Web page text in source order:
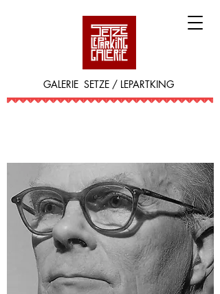
GALERIE SETZE / LEPARTKING